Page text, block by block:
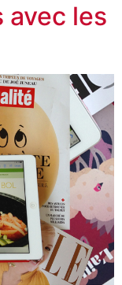
avec les